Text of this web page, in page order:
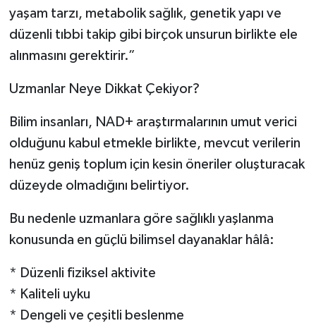
yaşam tarzı, metabolik sağlık, genetik yapı ve
düzenli tıbbi takip gibi birçok unsurun birlikte ele
alınmasını gerektirir.”
Uzmanlar Neye Dikkat Çekiyor?
Bilim insanları, NAD+ araştırmalarının umut verici
olduğunu kabul etmekle birlikte, mevcut verilerin
henüz geniş toplum için kesin öneriler oluşturacak
düzeyde olmadığını belirtiyor.
Bu nedenle uzmanlara göre sağlıklı yaşlanma
konusunda en güçlü bilimsel dayanaklar hâlâ:
* Düzenli fiziksel aktivite
* Kaliteli uyku
* Dengeli ve çeşitli beslenme